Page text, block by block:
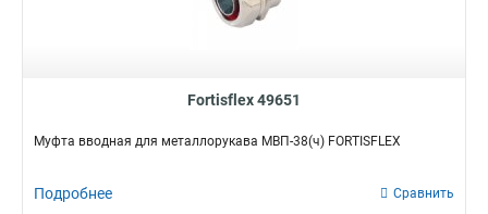
Fortisflex 49651
Муфта вводная для металлорукава МВП-38(ч) FORTISFLEX
Подробнее Сравнить